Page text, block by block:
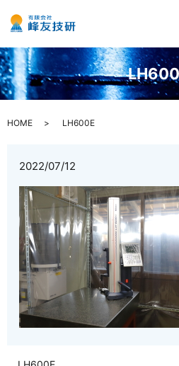
HOME LH600E
2022/07/12